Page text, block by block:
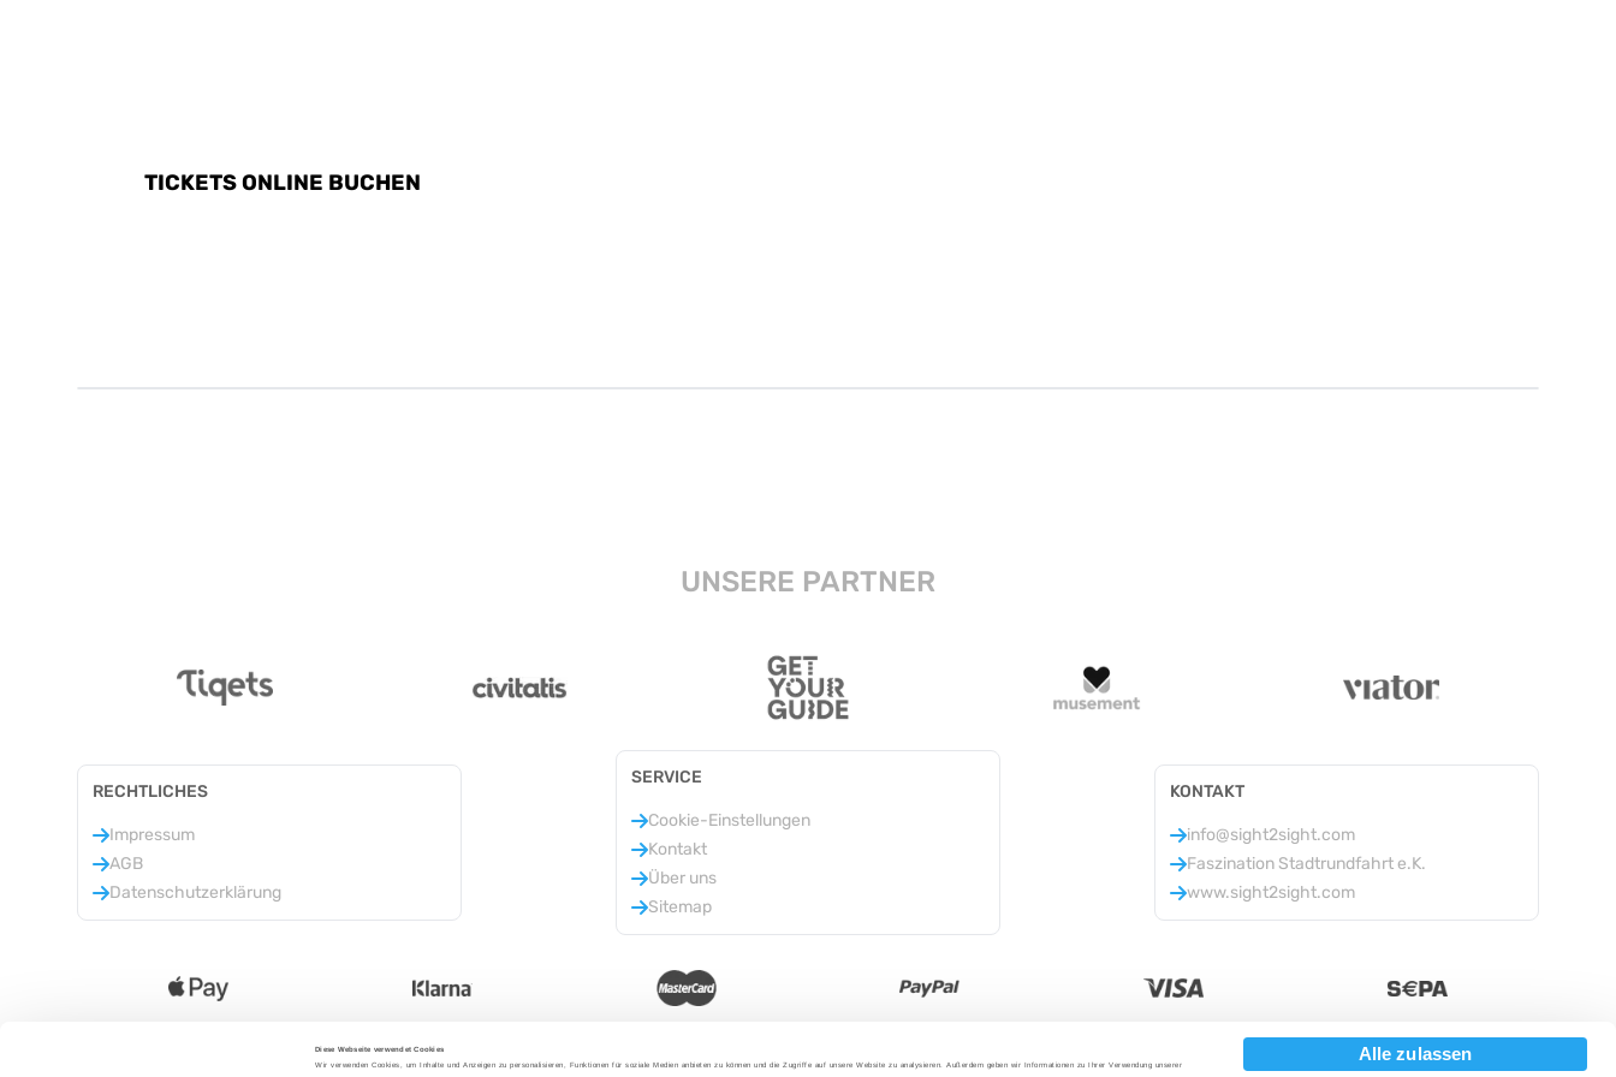
Diese Webseite verwendet Cookies
Wir verwenden Cookies, um Inhalte und Anzeigen zu personalisieren, Funktionen für soziale Medien anbieten zu können und die Zugriffe auf unsere Website zu analysieren. Außerdem geben wir Informationen zu Ihrer Verwendung unserer
Alle zulassen
TICKETS ONLINE BUCHEN
UNSERE PARTNER
RECHTLICHES
Impressum
AGB
Datenschutzerklärung
SERVICE
Cookie-Einstellungen
Kontakt
Über uns
Sitemap
KONTAKT
info@sight2sight.com
Faszination Stadtrundfahrt e.K.
www.sight2sight.com